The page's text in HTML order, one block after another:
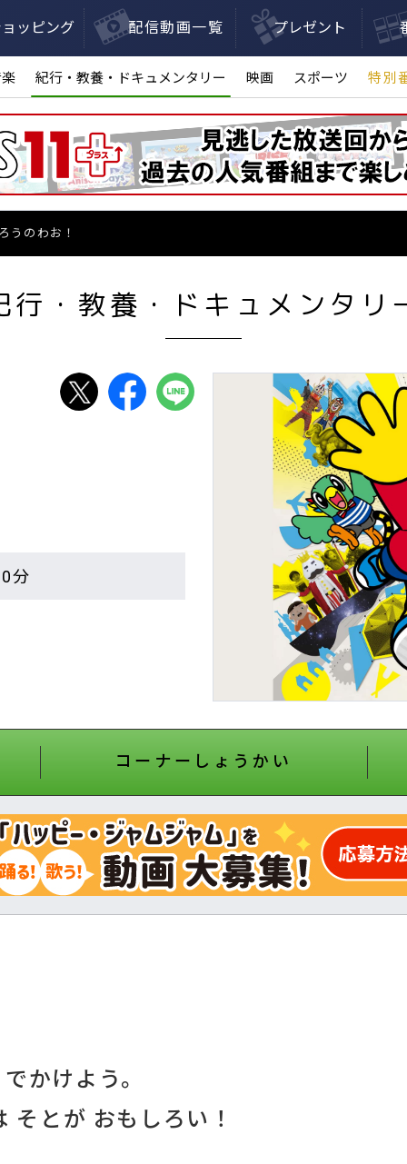
ッピング 配信動画一覧 プレゼント
紀行・教養・ドキュメンタリー 映画 スポーツ 特別
うのわお！
行・教養・ドキュメンタリ
分
コーナーしょうかい
でかけよう。
そとが おもしろい！